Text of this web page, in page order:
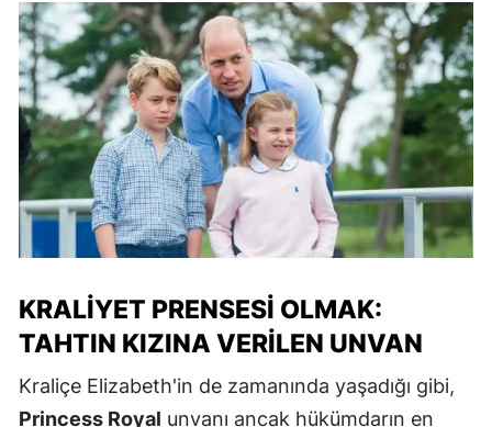
KRALIYET PRENSESI OLMAK:
TAHTIN KIZINA VERILEN UNVAN
Kraliçe Elizabeth'in de zamanında yaşadığı gibi,
Princess Royal unvanı ancak hükümdarın en